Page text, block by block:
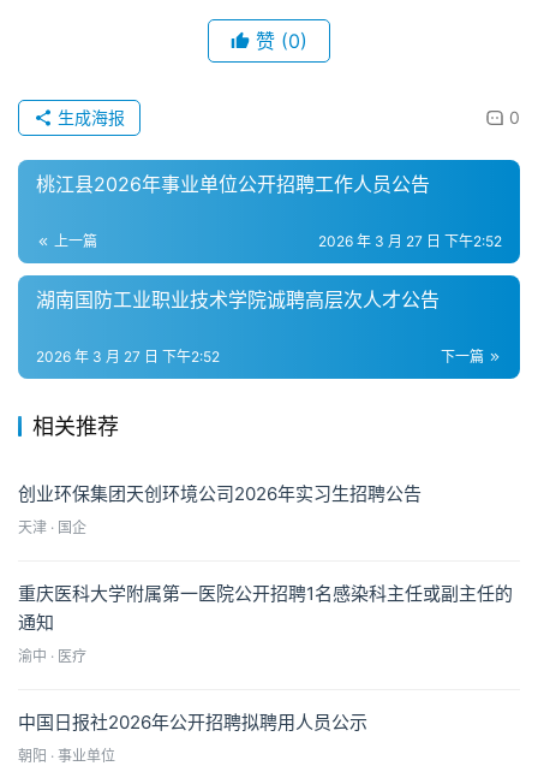
赞 (0)
0
生成海报
桃江县2026年事业单位公开招聘工作人员公告
上一篇 2026 年 3 月 27 日 下午2:52
湖南国防工业职业技术学院诚聘高层次人才公告
下一篇
2026 年 3 月 27 日 下午2:52
相关推荐
创业环保集团天创环境公司2026年实习生招聘公告
天津 · 国企
重庆医科大学附属第一医院公开招聘1名感染科主任或副主任的
通知
渝中 · 医疗
中国日报社2026年公开招聘拟聘用人员公示
朝阳 · 事业单位